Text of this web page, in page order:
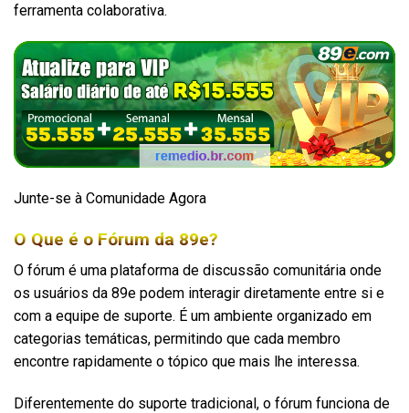
ferramenta colaborativa.
Junte-se à Comunidade Agora
O Que é o Fórum da 89e?
O fórum é uma plataforma de discussão comunitária onde
os usuários da 89e podem interagir diretamente entre si e
com a equipe de suporte. É um ambiente organizado em
categorias temáticas, permitindo que cada membro
encontre rapidamente o tópico que mais lhe interessa.
Diferentemente do suporte tradicional, o fórum funciona de